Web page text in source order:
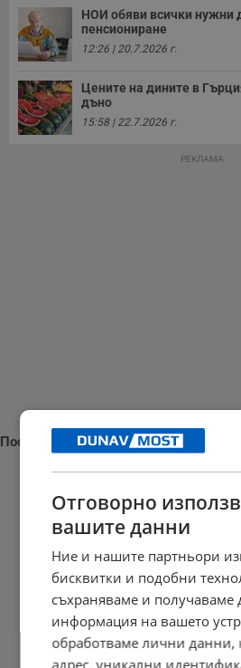
НОИ обяви всички нужни
пенсиониране
12:26 | 20.7.2026 г.
Цените на дините в
дъно
15:58 | 22.7.2026 г.
РЕКЛАМА
Последни новини
Славчо Велков: Скъпият дизел удря
21:31 | 6.8.2026 г.
Аспарух Илиев с остра реакция за
Отговорно
вашите данни
Ние и нашите партньори
бисквитки и подобни
съхраняваме и получаваме
информация на вашето
обработваме лични данни,
адрес, уникални